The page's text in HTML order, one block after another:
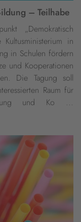
– Teilhabe
„Demokratisch
Kultusministerium in
in Schulen fördern
und Kooperationen
Die Tagung soll
Raum für
und Ko ...